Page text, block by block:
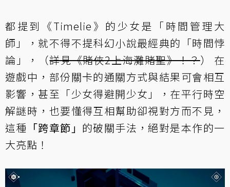
都提到《Timelie》的少女是「時間管理大
師」，就不得不提科幻小說最經典的「時間悖
論」，（詳見《賭俠2上海灘賭聖》！？） 在
遊戲中，部份關卡的通關方式與結果可會相互
影響，甚至「少女得避開少女」，在平行時空
解謎時，也要懂得互相幫助卻視對方而不見，
這種 「跨章節」 的破關手法，絕對是本作的一
大亮點！